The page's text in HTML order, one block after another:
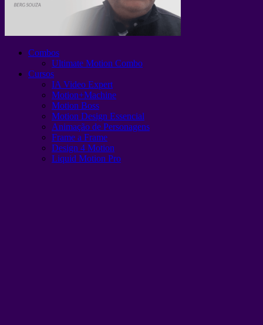
Combos
Ultimate Motion Combo
Cursos
IA Video Expert
Motion+Machine
Motion Boss
Motion Design Essencial
Animação de Personagens
Frame a Frame
Design 4 Motion
Liquid Motion Pro